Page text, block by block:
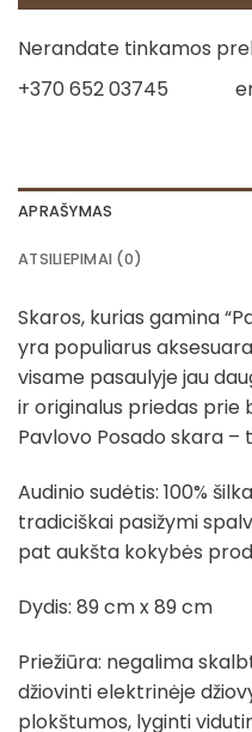
Nerandate tinkamos
+370 652 03745
APRAŠYMAS
ATSILIEPIMAI (0)
Skaros, kurias gamina
yra populiarus
visame pasaulyje jau
ir originalus priedas prie
Pavlovo Posado skara –
Audinio sudėtis: 100%
tradiciškai pasižymi
pat aukšta kokybės
Dydis: 89 cm x 89 cm
Priežiūra: negalima
džiovinti elektrinėje
plokštumos, lyginti